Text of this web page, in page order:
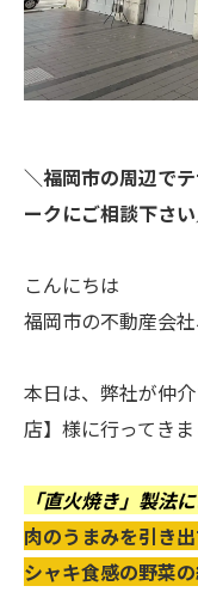
＼福岡市の周辺で
ークにご相談下さ
こんにちは
福岡市の不動産会
本日は、弊社が仲
店】様に行ってきま
「直火焼き」製法
肉のうまみを引き
シャキ食感の野菜